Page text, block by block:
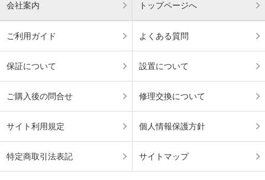
会社案内 トップページへ
ご利用ガイド よくある質問
保証について 設置について
ご購入後の問合せ 修理交換について
サイト利用規定 個人情報保護方針
特定商取引法表記 サイトマップ